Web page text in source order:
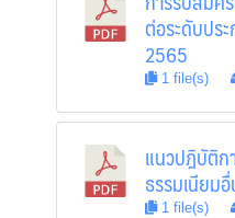
ต่อระดับปร
2565
1 file(s)
แนวปฎิบัติก
ธรรมเนียม
1 file(s)